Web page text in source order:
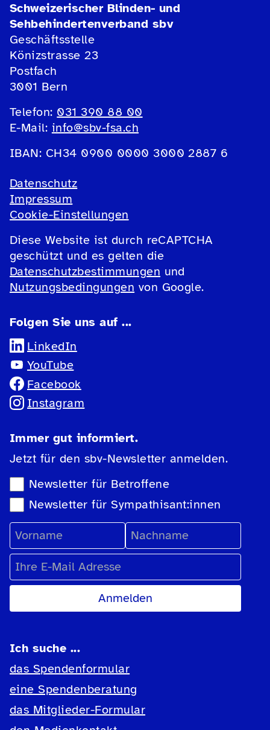
Schweizerischer Blinden- und
Sehbehindertenverband sbv
Geschäftsstelle
Könizstrasse 23
Postfach
3001 Bern
Telefon: 031 390 88 00
E-Mail: info@sbv-fsa.ch
IBAN: CH34 0900 0000 3000 2887 6
Datenschutz
Impressum
Cookie-Einstellungen
Diese Website ist durch reCAPTCHA
geschützt und es gelten die
Datenschutzbestimmungen und
Nutzungsbedingungen von Google.
Folgen Sie uns auf ...
LinkedIn
YouTube
Facebook
Instagram
Immer gut informiert.
Jetzt für den sbv-Newsletter anmelden.
Newsletter-Auswahl
Newsletter für Betroffene
Newsletter für Sympathisant:innen
Vorname
Nachname
E-Mail Adresse
Ich suche ...
das Spendenformular
eine Spendenberatung
das Mitglieder-Formular